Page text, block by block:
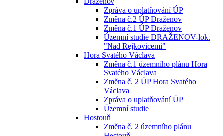
Zpráva o uplatňování ÚP
Změna č.2 ÚP Draženov
Změna č.1 ÚP Draženov
Územní studie DRAŽENOV-lok.
"Nad Rejkovicemi"
Hora Svatého Václava
Změna č.1 územního plánu Hora
Svatého Václava
Změna č. 2 ÚP Hora Svatého
Václava
Zpráva o uplatňování ÚP
Územní studie
Hostouň
Změna č. 2 územního plánu